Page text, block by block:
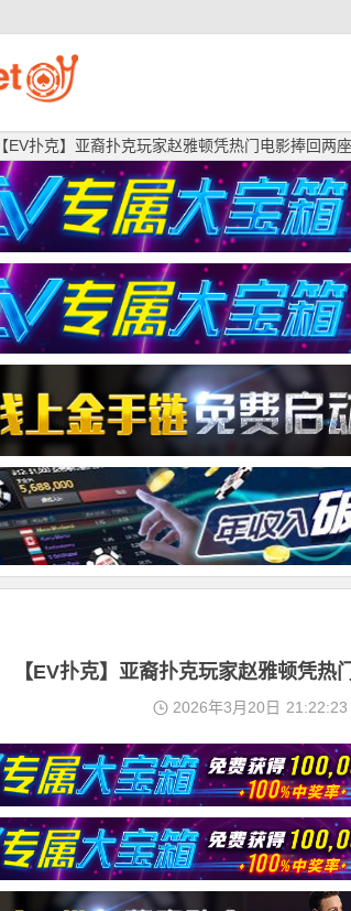
【EV扑克】亚裔扑克玩家赵雅顿凭热门电影捧回两
【EV扑克】亚裔扑克玩家赵雅顿凭热
2026年3月20日 21:22:23